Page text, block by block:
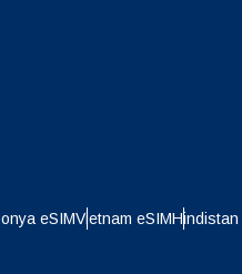
eSIMVietnam eSIMHindistan